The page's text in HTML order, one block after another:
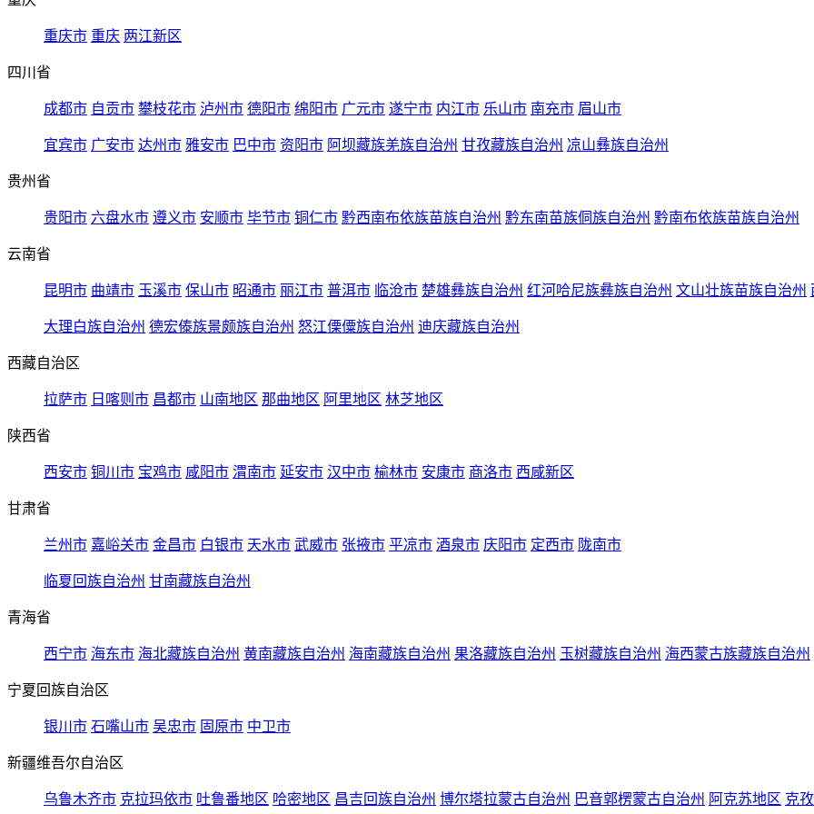
重庆市 重庆 两江新区
四川省
成都市 自贡市 攀枝花市 泸州市 德阳市 绵阳市 广元市 遂宁市 内江市 乐山市 南充市 眉山市
宜宾市 广安市 达州市 雅安市 巴中市 资阳市 阿坝藏族羌族自治州 甘孜藏族自治州 凉山彝族自治州
贵州省
贵阳市 六盘水市 遵义市 安顺市 毕节市 铜仁市 黔西南布依族苗族自治州 黔东南苗族侗族自治州 黔南布依族苗族自治州
云南省
昆明市 曲靖市 玉溪市 保山市 昭通市 丽江市 普洱市 临沧市 楚雄彝族自治州 红河哈尼族彝族自治州 文山壮族苗族自治州
大理白族自治州 德宏傣族景颇族自治州 怒江傈僳族自治州 迪庆藏族自治州
西藏自治区
拉萨市 日喀则市 昌都市 山南地区 那曲地区 阿里地区 林芝地区
陕西省
西安市 铜川市 宝鸡市 咸阳市 渭南市 延安市 汉中市 榆林市 安康市 商洛市 西咸新区
甘肃省
兰州市 嘉峪关市 金昌市 白银市 天水市 武威市 张掖市 平凉市 酒泉市 庆阳市 定西市 陇南市
临夏回族自治州 甘南藏族自治州
青海省
西宁市 海东市 海北藏族自治州 黄南藏族自治州 海南藏族自治州 果洛藏族自治州 玉树藏族自治州 海西蒙古族藏族自治州
宁夏回族自治区
银川市 石嘴山市 吴忠市 固原市 中卫市
新疆维吾尔自治区
乌鲁木齐市 克拉玛依市 吐鲁番地区 哈密地区 昌吉回族自治州 博尔塔拉蒙古自治州 巴音郭楞蒙古自治州 阿克苏地区 克